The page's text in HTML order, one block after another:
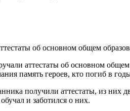
об основном общем
аттестаты об основном
память героев, кто погиб в
получили аттестаты, из
и заботился о них.